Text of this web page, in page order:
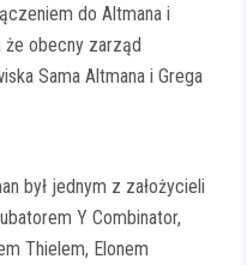
do Altmana i
że obecny zarząd
Sama Altmana i Grega
był jednym z założycieli
Y Combinator,
Thielem, Elonem